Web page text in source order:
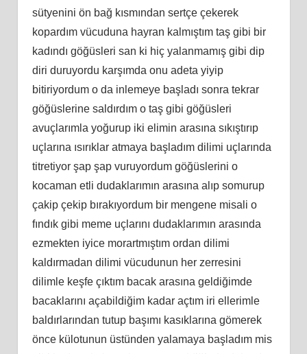
sütyenini ön bağ kısmından sertçe çekerek
kopardım vücuduna hayran kalmıştım taş gibi bir
kadındı göğüsleri san ki hiç yalanmamış gibi dip
diri duruyordu karşımda onu adeta yiyip
bitiriyordum o da inlemeye başladı sonra tekrar
göğüslerine saldırdım o taş gibi göğüsleri
avuçlarımla yoğurup iki elimin arasına sıkıştırıp
uçlarına ısırıklar atmaya başladım dilimi uçlarında
titretiyor şap şap vuruyordum göğüslerini o
kocaman etli dudaklarımın arasına alıp somurup
çakip çekip bırakıyordum bir mengene misali o
fındık gibi meme uçlarını dudaklarımın arasında
ezmekten iyice morartmıştım ordan dilimi
kaldırmadan dilimi vücudunun her zerresini
dilimle keşfe çıktım bacak arasına geldiğimde
bacaklarını açabildiğim kadar açtım iri ellerimle
baldırlarından tutup başımı kasıklarına gömerek
önce külotunun üstünden yalamaya başladım mis